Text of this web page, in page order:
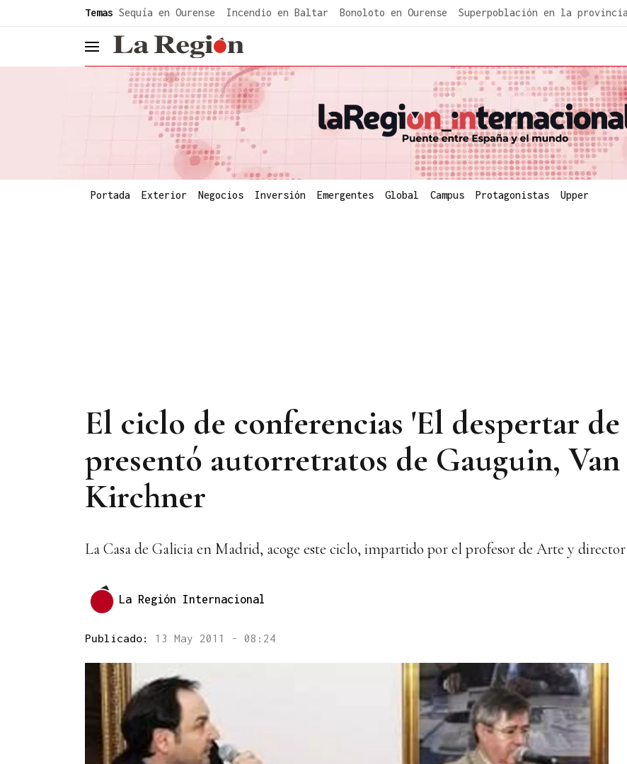
Temas Sequía en Ourense Incendio en Baltar Bonoloto en Ourense Superpoblación en la provincia
header.menu.open
Portada Exterior Negocios Inversión Emergentes Global Campus Protagonistas Upper
El ciclo de conferencias 'El despertar
presentó autorretratos de Gauguin,
Kirchner
La Casa de Galicia en Madrid, acoge este ciclo, impartido por el profesor de Arte y
La Región Internacional
Publicado: 13 May 2011 - 08:24